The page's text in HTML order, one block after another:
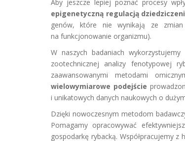
Aby jeszcze lepiej poznać procesy
epigenetyczną regulacją
genów, które nie wynikają ze
na funkcjonowanie organizmu).
W naszych badaniach
zootechnicznej analizy fenotypowej
zaawansowanymi metodami
wielowymiarowe podejście
i unikatowych danych naukowych o
Dzięki nowoczesnym metodom
Pomagamy opracowywać
gospodarkę rybacką. Współpracujemy